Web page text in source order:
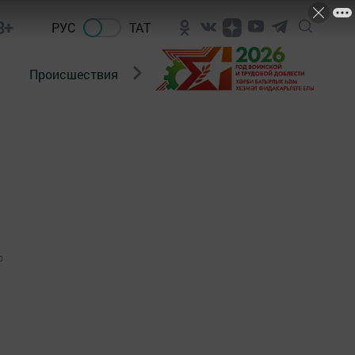
РУС ТАТ
Происшествия Новости Госавтоинспекции
0